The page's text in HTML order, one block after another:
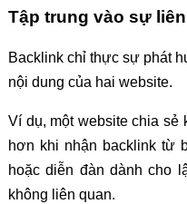
Tập trung vào sự
Backlink chỉ thực sự phát
nội dung của hai website.
Ví dụ, một website chia
hơn khi nhận backlink từ
hoặc diễn đàn dành cho
không liên quan.